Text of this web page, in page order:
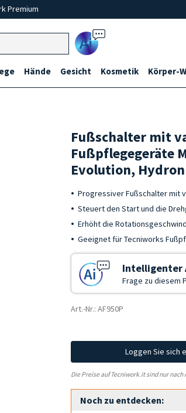
Premium
Ai
Hände Gesicht Kosmetik Körper-
Fußschalter mit
Fußpflegegeräte
Evolution,
Progressiver Fußschalter mit
Steuert den Start und die
Erhöht die
Geeignet für Tecniworks
Intelligenter
Frage zu diesem
Art.-Nr.: AF950P
Loggen Sie sich
Die Preise auf Tecniwork.it sind nur
Noch zu entdecken: